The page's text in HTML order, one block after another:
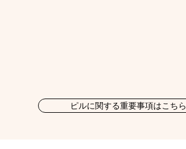
ピルに関する重要事項はこちら